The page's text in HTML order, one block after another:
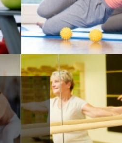
BOULE
FUSSBALL
TURNEN